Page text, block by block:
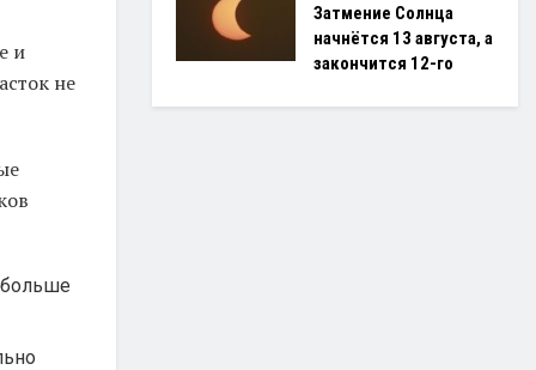
и
не
больше
Затмение Солнца
начнётся 13 августа, а
закончится 12-го